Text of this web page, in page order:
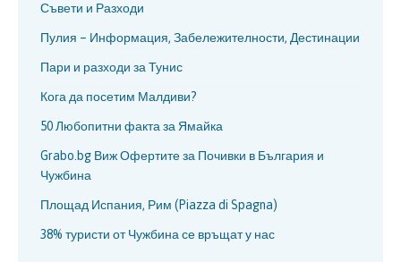
Съвети и Разходи
Пулия – Информация, Забележителности, Дестинации
Пари и разходи за Тунис
Кога да посетим Малдиви?
50 Любопитни факта за Ямайка
Grabo.bg Виж Офертите за Почивки в България и
Чужбина
Площад Испания, Рим (Piazza di Spagna)
38% туристи от Чужбина се връщат у нас